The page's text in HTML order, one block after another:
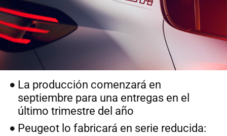
La producción comenzará en
septiembre para una entregas en el
último trimestre del año
Peugeot lo fabricará en serie reducida: